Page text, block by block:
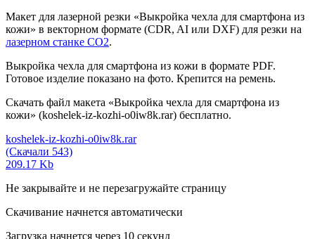
Макет для лазерной резки «Выкройка чехла для смартфона из
кожи» в векторном формате (CDR, AI или DXF) для резки на
лазерном станке СО2.
Выкройка чехла для смартфона из кожи в формате PDF.
Готовое изделие показано на фото. Крепится на ремень.
Скачать файл макета «Выкройка чехла для смартфона из
кожи» (koshelek-iz-kozhi-o0iw8k.rar) бесплатно.
koshelek-iz-kozhi-o0iw8k.rar
(Скачали 543)
209.17 Kb
Не закрывайте и не перезагружайте страницу
Скачивание начнется автоматически
Загрузка начнется через 10 секунд